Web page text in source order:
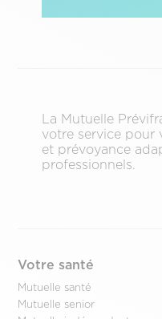
La Mutuelle
votre service pour
et prévoyance
professionnels.
Votre santé
Mutuelle santé
Mutuelle senior